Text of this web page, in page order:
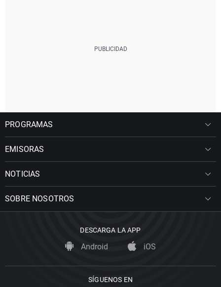
PROGRAMAS
EMISORAS
NOTICIAS
SOBRE NOSOTROS
DESCARGA LA APP
Android iOS
SÍGUENOS EN